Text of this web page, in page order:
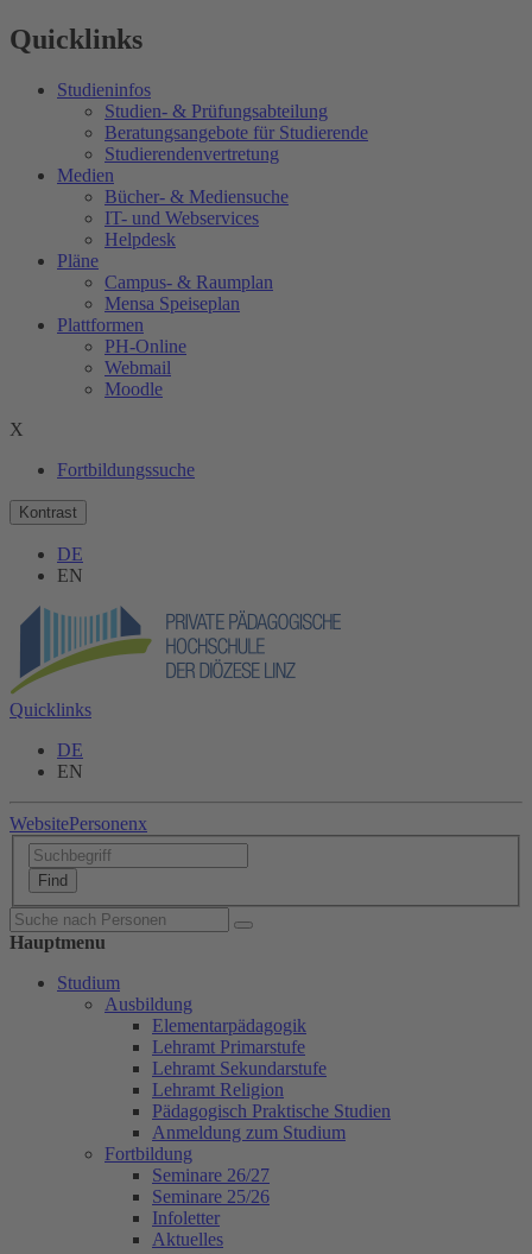
Quicklinks
Studieninfos
Studien- & Prüfungsabteilung
Beratungsangebote für Studierende
Studierendenvertretung
Medien
Bücher- & Mediensuche
IT- und Webservices
Helpdesk
Pläne
Campus- & Raumplan
Mensa Speiseplan
Plattformen
PH-Online
Webmail
Moodle
X
Fortbildungssuche
Kontrast
DE
EN
Quicklinks
DE
EN
WebsitePersonenx
Hauptmenu
Studium
Ausbildung
Elementarpädagogik
Lehramt Primarstufe
Lehramt Sekundarstufe
Lehramt Religion
Pädagogisch Praktische Studien
Anmeldung zum Studium
Fortbildung
Seminare 26/27
Seminare 25/26
Infoletter
Aktuelles